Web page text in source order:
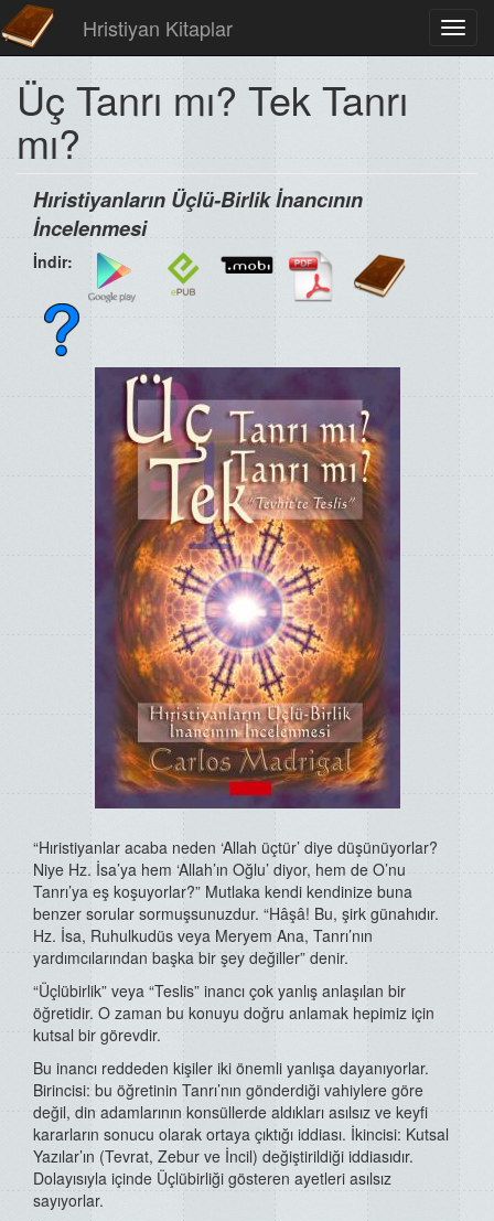
Hristiyan Kitaplar
Üç Tanrı mı? Tek Tanrı
mı?
Hıristiyanların Üçlü-Birlik İnancının
İncelenmesi
İndir:
“Hıristiyanlar acaba neden ‘Allah üçtür’ diye düşünüyorlar?
Niye Hz. İsa’ya hem ‘Allah’ın Oğlu’ diyor, hem de O’nu
Tanrı’ya eş koşuyorlar?” Mutlaka kendi kendinize buna
benzer sorular sormuşsunuzdur. “Hâşâ! Bu, şirk günahıdır.
Hz. İsa, Ruhulkudüs veya Meryem Ana, Tanrı’nın
yardımcılarından başka bir şey değiller” denir.
“Üçlübirlik” veya “Teslis” inancı çok yanlış anlaşılan bir
öğretidir. O zaman bu konuyu doğru anlamak hepimiz için
kutsal bir görevdir.
Bu inancı reddeden kişiler iki önemli yanlışa dayanıyorlar.
Birincisi: bu öğretinin Tanrı’nın gönderdiği vahiylere göre
değil, din adamlarının konsüllerde aldıkları asılsız ve keyfi
kararların sonucu olarak ortaya çıktığı iddiası. İkincisi: Kutsal
Yazılar’ın (Tevrat, Zebur ve İncil) değiştirildiği iddiasıdır.
Dolayısıyla içinde Üçlübirliği gösteren ayetleri asılsız
sayıyorlar.